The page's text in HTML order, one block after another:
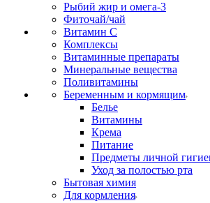
Рыбий жир и омега-3
Фиточай/чай
Витамин С
Комплексы
Витаминные препараты
Минеральные вещества
Поливитамины
Беременным и кормящим
Белье
Витамины
Крема
Питание
Предметы личной
Уход за полостью рта
Бытовая химия
Для кормления